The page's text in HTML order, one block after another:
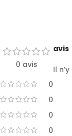
0 avis
0
0
0
0
avis
Il